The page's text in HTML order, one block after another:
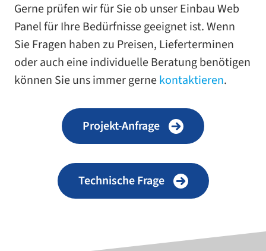
Gerne prü­fen wir für Sie ob unser Einbau Web
Panel für Ihre Bedürfnisse geeig­net ist. Wenn
Sie Fragen haben zu Preisen, Lieferterminen
oder auch eine indi­vi­du­elle Beratung benö­ti­gen
kön­nen Sie uns immer gernekon­tak­tie­ren.
Projekt-​Anfrage
Technische Frage